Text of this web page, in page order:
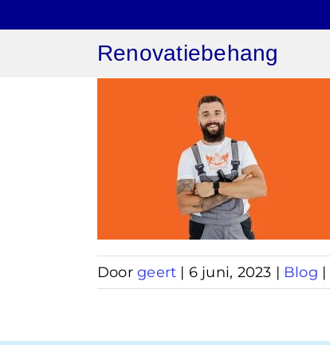
naar
Renovatiebehang
Doorgeert | 6 juni, 2023 | Blog |